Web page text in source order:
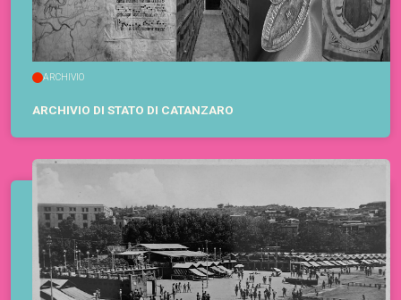
ARCHIVIO
ARCHIVIO DI STATO DI CATANZARO